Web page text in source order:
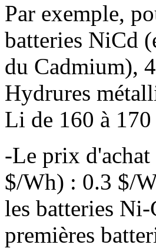
Par exemple,
batteries NiCd
du Cadmium),
Hydrures
Li de 160 à
-Le prix d'achat
$/Wh) : 0.3 $/
les batteries
premières